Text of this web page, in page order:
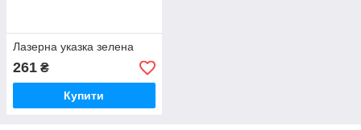
Лазерна указка зелена
261 ₴
Купити